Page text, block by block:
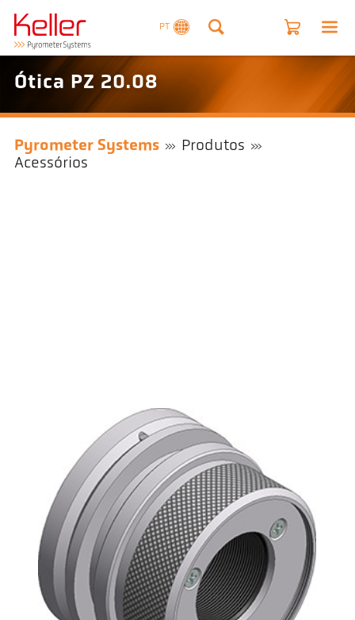
PT
Ótica PZ 20.08
Pyrometer Systems
Produtos
Acessórios